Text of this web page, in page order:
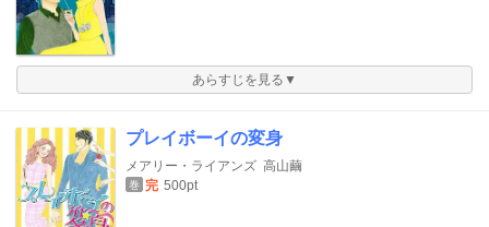
あらすじを見る▼
プレイボーイの変身
メアリー・ライアンズ 高山繭
巻 完 500pt